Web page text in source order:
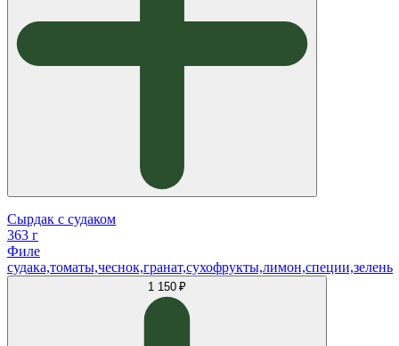
Сырдак с судаком
363 г
Филе
судака,томаты,чеснок,гранат,сухофрукты,лимон,специи,зелень
1 150 ₽